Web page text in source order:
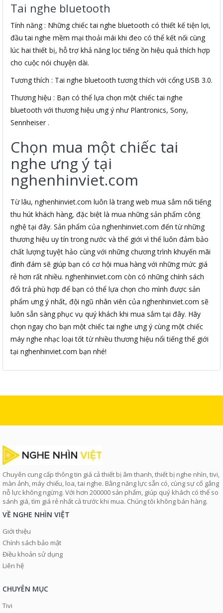
Tai nghe bluetooth
Tính năng : Những chiếc tai nghe bluetooth có thiết kế tiện lợi,
đầu tai nghe mềm mại thoải mái khi đeo có thể kết nối cùng
lúc hai thiết bị, hỗ trợ khả năng lọc tiếng ồn hiệu quả thích hợp
cho cuộc nói chuyện dài.
Tương thích : Tai nghe bluetooth tương thích với cổng USB 3.0.
Thương hiệu : Bạn có thể lựa chọn một chiếc tai nghe
bluetooth với thương hiệu ưng ý như Plantronics, Sony,
Sennheiser .
Chọn mua một chiếc tai
nghe ưng ý tại
nghenhinviet.com
Từ lâu, nghenhinviet.com luôn là trang web mua sắm nổi tiếng
thu hút khách hàng, đặc biệt là mua những sản phẩm công
nghệ tại đây. Sản phẩm của nghenhinviet.com đến từ những
thương hiệu uy tín trong nước và thế giới vì thế luôn đảm bảo
chất lượng tuyệt hảo cùng với những chương trình khuyến mãi
đình đám sẽ giúp bạn có cơ hội mua hàng với những mức giá
rẻ hơn rất nhiều. nghenhinviet.com còn có những chính sách
đổi trả phù hợp để bạn có thể lựa chọn cho mình được sản
phẩm ưng ý nhất, đội ngũ nhân viên của nghenhinviet.com sẽ
luôn sẵn sàng phục vụ quý khách khi mua sắm tại đây. Hãy
chọn ngay cho bạn một chiếc tai nghe ưng ý cùng một chiếc
máy nghe nhạc loại tốt từ nhiều thương hiệu nổi tiếng thế giới
tại nghenhinviet.com bạn nhé!
Chuyên cung cấp thông tin giá cả thiết bị âm thanh, thiết bị nghe nhìn, tivi,
màn ảnh, máy chiếu, loa, tai nghe. Bằng năng lực sẵn có, cùng sự cố gắng
nỗ lực không ngừng. Với hơn 200000 sản phẩm, giúp quý khách có thể so
sánh giá, tìm giá rẻ nhất cả trước khi mua. Chúng tôi không bán hàng.
VỀ NGHE NHÌN VIỆT
Giới thiệu
Chính sách bảo mật
Điều khoản sử dụng
Liên hệ
CHUYÊN MỤC
Tivi